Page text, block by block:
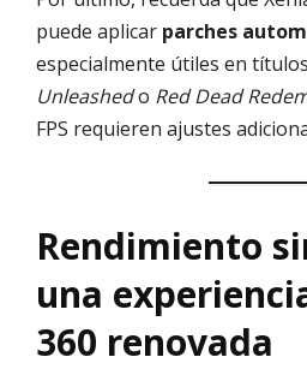
puede aplicar parches
especialmente útiles en
Unleashedo Red Dead
FPS requieren ajustes
Rendimiento
una
360 renovada